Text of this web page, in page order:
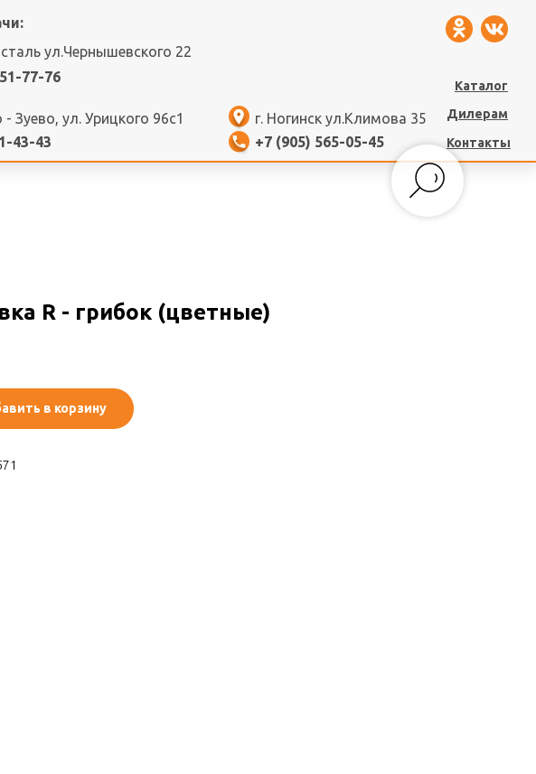
г. Ногинск ул.Климова 35
+7 (905) 565-05-45
- Зуево, ул. Урицкого 96с1
43-43
ул.Чернышевского 22
Дилерам
Контакты
77-76
Каталог
R - грибок (цветные)
в корзину